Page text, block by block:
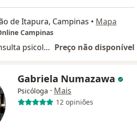
de Itapura, Campinas • Mapa
Campinas
Primeira consulta psicologia Preço não disponível
Gabriela Numazawa
Psicóloga · Mais
12 opiniões